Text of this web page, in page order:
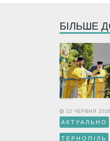
БІЛЬШЕ
22 ЧЕРВНЯ
АКТУАЛЬНО
ТЕРНОПІЛЬ